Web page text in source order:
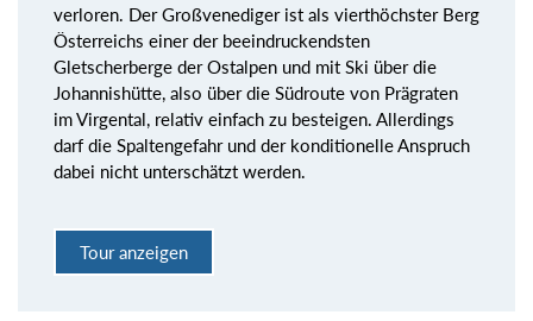
verloren. Der Großvenediger ist als vierthöchster Berg
Österreichs einer der beeindruckendsten
Gletscherberge der Ostalpen und mit Ski über die
Johannishütte, also über die Südroute von Prägraten
im Virgental, relativ einfach zu besteigen. Allerdings
darf die Spaltengefahr und der konditionelle Anspruch
dabei nicht unterschätzt werden.
Tour anzeigen